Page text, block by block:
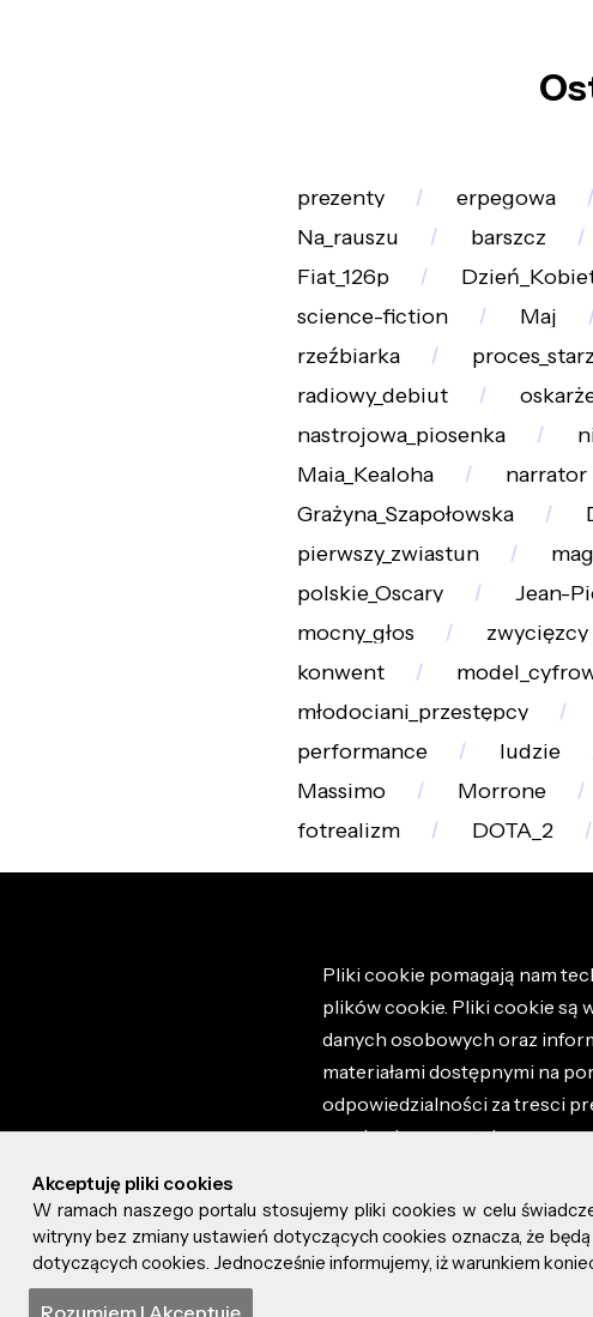
prezenty erpegowa
Na_rauszu
barszcz
Fiat_126p
science-fiction
Maj
rzeźbiarka
radiowy_debiut
nastrojowa_piosenka
Maia_Kealoha
narrator
Grażyna_Szapołowska
pierwszy_zwiastun
polskie_Oscary
Jean-
mocny_głos
zwycięzcy
konwent
młodociani_przestępcy
performance
ludzie
Massimo
Morrone
fotrealizm
DOTA_2
Pliki cookie pomagają nam
plików cookie. Pliki cookie są
danych osobowych oraz
materiałami dostępnymi na
odpowiedzialności za tresci
regulaminem portalu oraz
© 2026 altao.pl. Wszystkie
0.066
Akceptuję pliki cookies
W ramach naszego portalu stosujemy pliki cookies w celu
witryny bez zmiany ustawień dotyczących cookies oznacza, że
dotyczących cookies. Jednocześnie informujemy, iż warunkiem